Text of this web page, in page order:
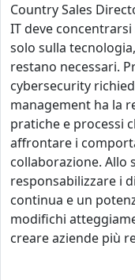
Country Sales
IT deve
solo sulla
restano necessari.
cybersecurity
management ha la
pratiche e processi
affrontare i
collaborazione. Allo
responsabilizzare i
continua e un
modifichi
creare aziende più